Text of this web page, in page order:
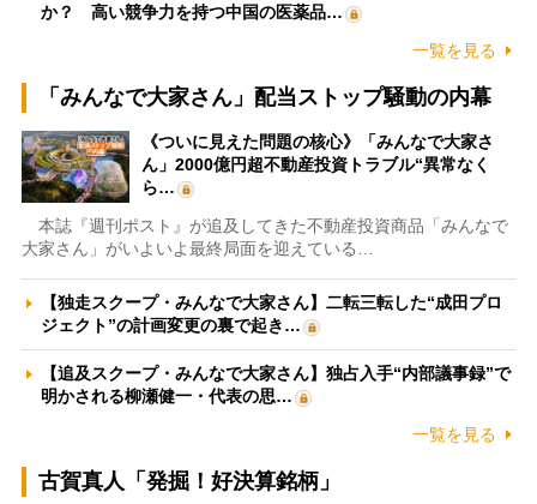
か？ 高い競争力を持つ中国の医薬品…
一覧を見る
「みんなで大家さん」配当ストップ騒動の内幕
《ついに見えた問題の核心》「みんなで大家さ
ん」2000億円超不動産投資トラブル“異常なく
ら…
本誌『週刊ポスト』が追及してきた不動産投資商品「みんなで
大家さん」がいよいよ最終局面を迎えている…
【独走スクープ・みんなで大家さん】二転三転した“成田プロ
ジェクト”の計画変更の裏で起き…
【追及スクープ・みんなで大家さん】独占入手“内部議事録”で
明かされる柳瀬健一・代表の思…
一覧を見る
古賀真人「発掘！好決算銘柄」